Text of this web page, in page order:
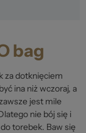
bag
za dotknięciem
ina niż wczoraj, a
jest mile
nie bój się i
torebek. Baw się